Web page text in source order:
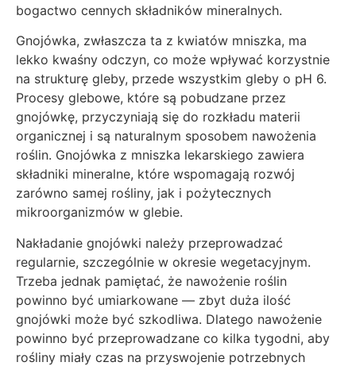
bogactwo cennych składników mineralnych.
Gnojówka, zwłaszcza ta z kwiatów mniszka, ma
lekko kwaśny odczyn, co może wpływać korzystnie
na strukturę gleby, przede wszystkim gleby o pH 6.
Procesy glebowe, które są pobudzane przez
gnojówkę, przyczyniają się do rozkładu materii
organicznej i są naturalnym sposobem nawożenia
roślin. Gnojówka z mniszka lekarskiego zawiera
składniki mineralne, które wspomagają rozwój
zarówno samej rośliny, jak i pożytecznych
mikroorganizmów w glebie.
Nakładanie gnojówki należy przeprowadzać
regularnie, szczególnie w okresie wegetacyjnym.
Trzeba jednak pamiętać, że nawożenie roślin
powinno być umiarkowane — zbyt duża ilość
gnojówki może być szkodliwa. Dlatego nawożenie
powinno być przeprowadzane co kilka tygodni, aby
rośliny miały czas na przyswojenie potrzebnych